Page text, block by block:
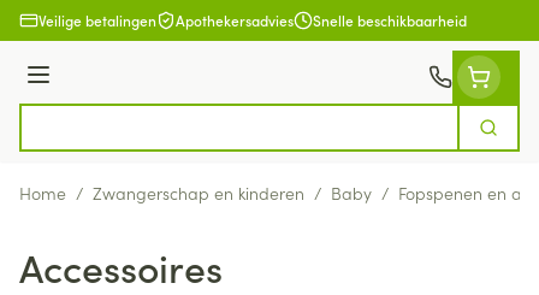
Ga naar de inhoud
Veilige betalingen Apothekersadvies Snelle beschikbaarheid
Menu
Zoek
Home / Zwangerschap en kinderen / Baby / Fopspenen en
Accessoires